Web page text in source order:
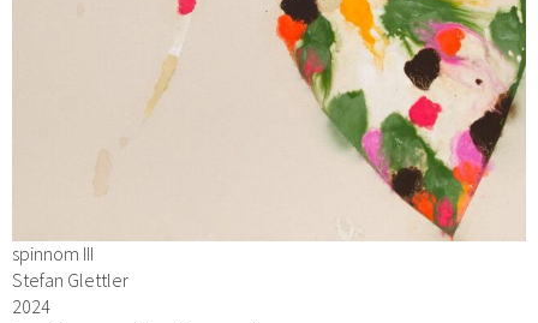
spinnom III
Stefan Glettler
2024